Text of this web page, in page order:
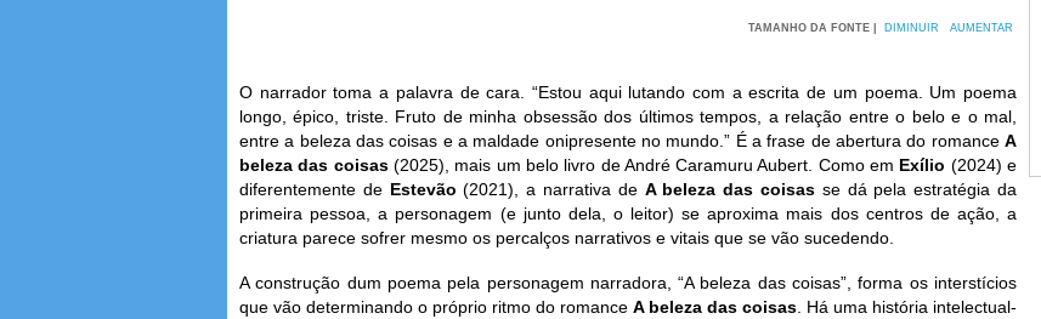
TAMANHO DA FONTE | DIMINUIR AUMENTAR
O narrador toma a palavra de cara. “Estou aqui lutando com a escrita de um poema. Um poema
longo, épico, triste. Fruto de minha obsessão dos últimos tempos, a relação entre o belo e o mal,
entre a beleza das coisas e a maldade onipresente no mundo.” É a frase de abertura do romance A
beleza das coisas (2025), mais um belo livro de André Caramuru Aubert. Como em Exílio (2024) e
diferentemente de Estevão(2021), a narrativa de A beleza das coisas se dá pela estratégia da
primeira pessoa, a personagem (e junto dela, o leitor) se aproxima mais dos centros de ação, a
criatura parece sofrer mesmo os percalços narrativos e vitais que se vão sucedendo.
A construção dum poema pela personagem narradora, “A beleza das coisas”, forma os interstícios
que vão determinando o próprio ritmo do romance A beleza das coisas. Há uma história intelectual-